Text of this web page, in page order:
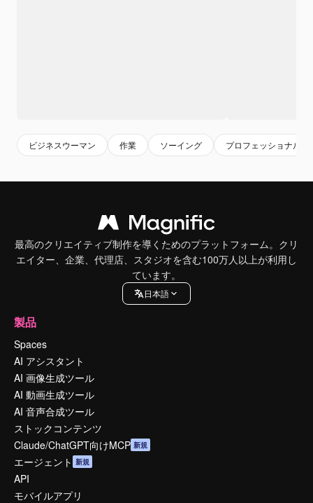
ビジネスウーマン 作業 ソーイング プロフェッショナル
最高のクリエイティブ制作を導くためのプラットフォーム。クリ
エイター、企業、代理店、スタジオを含む100万人以上が利用し
ています。
日本語
製品
Spaces
AI アシスタント
AI 画像生成ツール
AI 動画生成ツール
AI 音声合成ツール
ストックコンテンツ
Claude/ChatGPT向けMCP 新規
エージェント 新規
API
モバイルアプリ